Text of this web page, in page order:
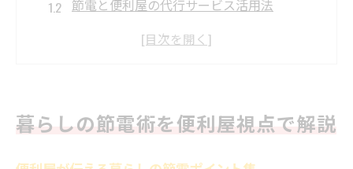
節電と便利屋の代行サービス活用法
福井で役立つ便利屋節電サポート解説
福井県で役立つ便利屋の節電サポート
福井の暮らしに便利屋サポートを活かす方
法
暮らしの節電術を便利屋視点で解説